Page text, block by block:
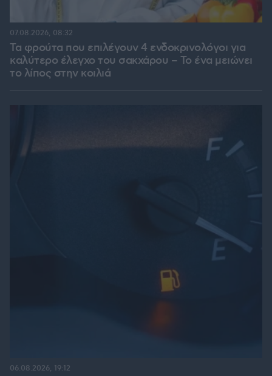
Τα φρούτα που επιλέγουν 4 ενδοκρινολόγοι για
καλύτερο έλεγχο του σακχάρου – Το ένα μειώνει
το λίπος στην κοιλιά
07.08.2026, 08:32
06.08.2026, 19:12